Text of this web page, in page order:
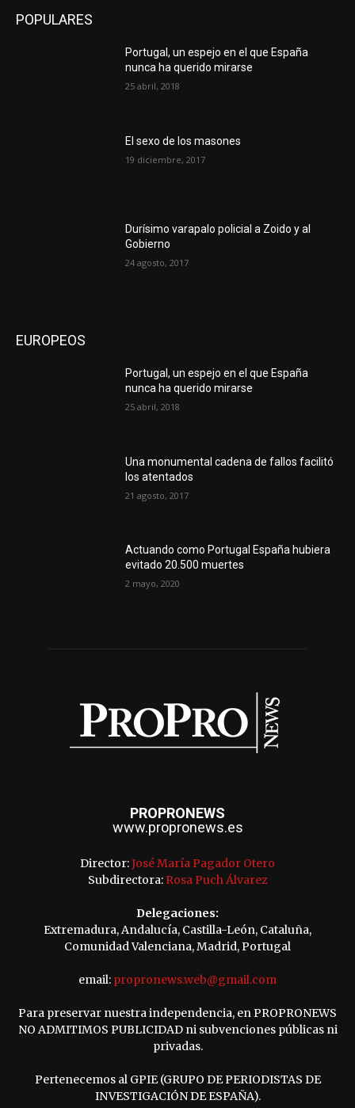
POPULARES
Portugal, un espejo en el que España
nunca ha querido mirarse
25 abril, 2018
El sexo de los masones
19 diciembre, 2017
Durísimo varapalo policial a Zoido y al
Gobierno
24 agosto, 2017
EUROPEOS
Portugal, un espejo en el que España
nunca ha querido mirarse
25 abril, 2018
Una monumental cadena de fallos facilitó
los atentados
21 agosto, 2017
Actuando como Portugal España hubiera
evitado 20.500 muertes
2 mayo, 2020
PROPRONEWS
www.propronews.es
Director:José María Pagador Otero
Subdirectora: Rosa Puch Álvarez
Delegaciones:
Extremadura, Andalucía, Castilla-León, Cataluña,
Comunidad Valenciana, Madrid, Portugal
email: propronews.web@gmail.com
Para preservar nuestra independencia, en PROPRONEWS
NO ADMITIMOS PUBLICIDAD ni subvenciones públicas ni
privadas.
Pertenecemos al GPIE (GRUPO DE PERIODISTAS DE
INVESTIGACIÓN DE ESPAÑA).